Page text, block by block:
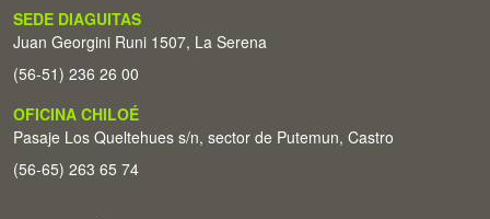
SEDE DIAGUITAS
Juan Georgini Runi 1507, La Serena
(56-51) 236 26 00
OFICINA CHILOÉ
Pasaje Los Queltehues s/n, sector de Putemun, Castro
(56-65) 263 65 74